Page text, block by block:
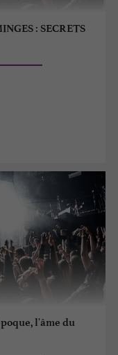
: SECRETS
l'âme du